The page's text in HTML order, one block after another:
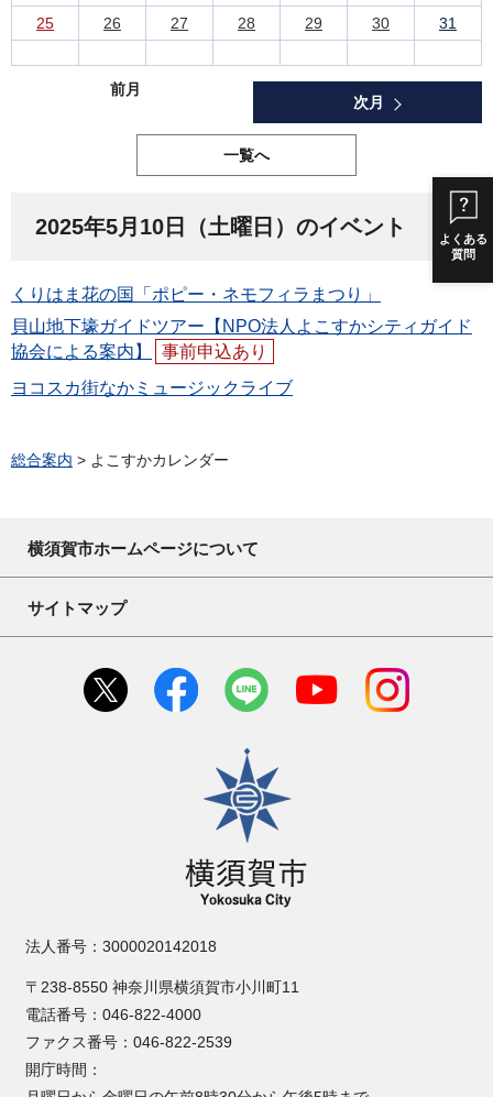
よくある
質問
25
26 27 28 29 30 31
前月
次月
一覧へ
2025年5月10日（土曜日）のイベント
くりはま花の国「ポピー・ネモフィラまつり」
貝山地下壕ガイドツアー【NPO法人よこすかシティガイド
協会による案内】
事前申込あり
ヨコスカ街なかミュージックライブ
総合案内 > よこすかカレンダー
横須賀市ホームページについて
サイトマップ
横須賀市
法人番号：3000020142018
〒238-8550 神奈川県横須賀市小川町11
電話番号：046-822-4000
ファクス番号：046-822-2539
開庁時間：